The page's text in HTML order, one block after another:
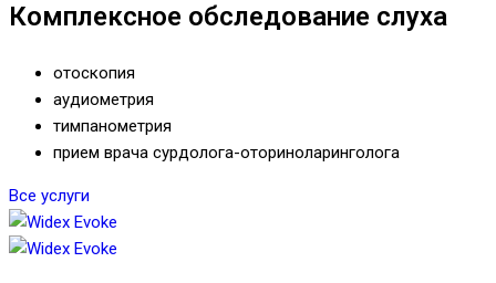
Комплексное обследование слуха
отоскопия
аудиометрия
тимпанометрия
прием врача сурдолога-оториноларинголога
Все услуги